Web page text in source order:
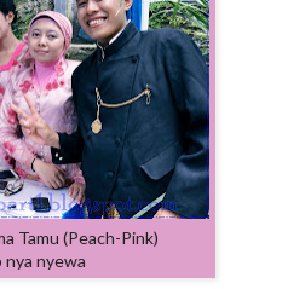
Tamu (Peach-Pink)
nya nyewa